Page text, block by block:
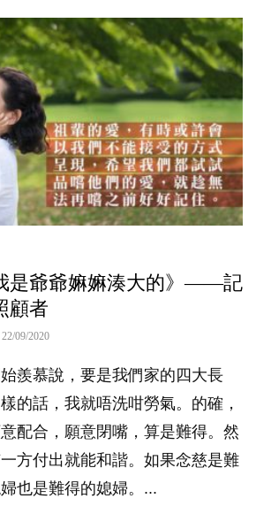
是爺爺嫲嫲湊大的》——記
顧者
22/09/2020
羨慕說，要是我們家的四大長
的話，我就唔洗咁勞氣。的確，
配合，願意閉嘴，算是難得。然
方付出就能和諧。如果念慈是難
也是難得的媳婦。...